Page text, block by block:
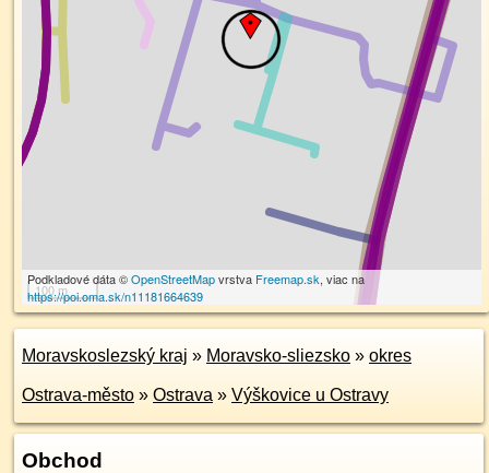
100 m
Podkladové dáta ©OpenStreetMapvrstva Freemap.sk, viac na
https://poi.oma.sk/n11181664639
Moravskoslezský kraj » Moravsko-sliezsko » okres
Ostrava-město » Ostrava » Výškovice u Ostravy
Obchod